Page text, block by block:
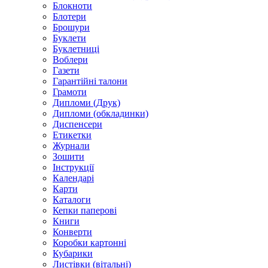
Блокноти
Блотери
Брошури
Буклети
Буклетниці
Воблери
Газети
Гарантійні талони
Грамоти
Дипломи (Друк)
Дипломи (обкладинки)
Диспенсери
Етикетки
Журнали
Зошити
Інструкції
Календарі
Карти
Каталоги
Кепки паперові
Книги
Конверти
Коробки картонні
Кубарики
Листівки (вітальні)